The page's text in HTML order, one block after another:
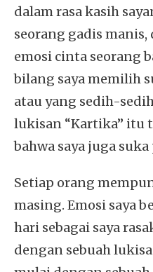
dalam rasa kasih
seorang gadis
emosi cinta seorang
bilang saya memilih
atau yang sedih-
lukisan “Kartika” itu
bahwa saya juga
Setiap orang
masing. Emosi saya
hari sebagai saya
dengan sebuah